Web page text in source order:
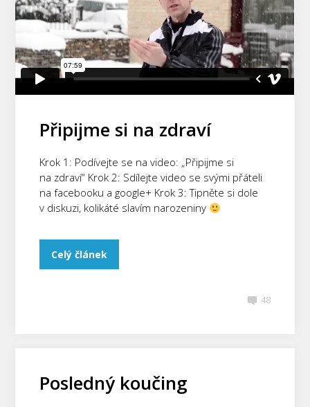
Připijme si na zdraví
Krok 1: Podívejte se na video: „Připijme si
na zdraví“ Krok 2: Sdílejte video se svými přáteli
na facebooku a google+ Krok 3: Tipněte si dole
v diskuzi, kolikáté slavím narozeniny
Celý článek
48
Posledný koučing